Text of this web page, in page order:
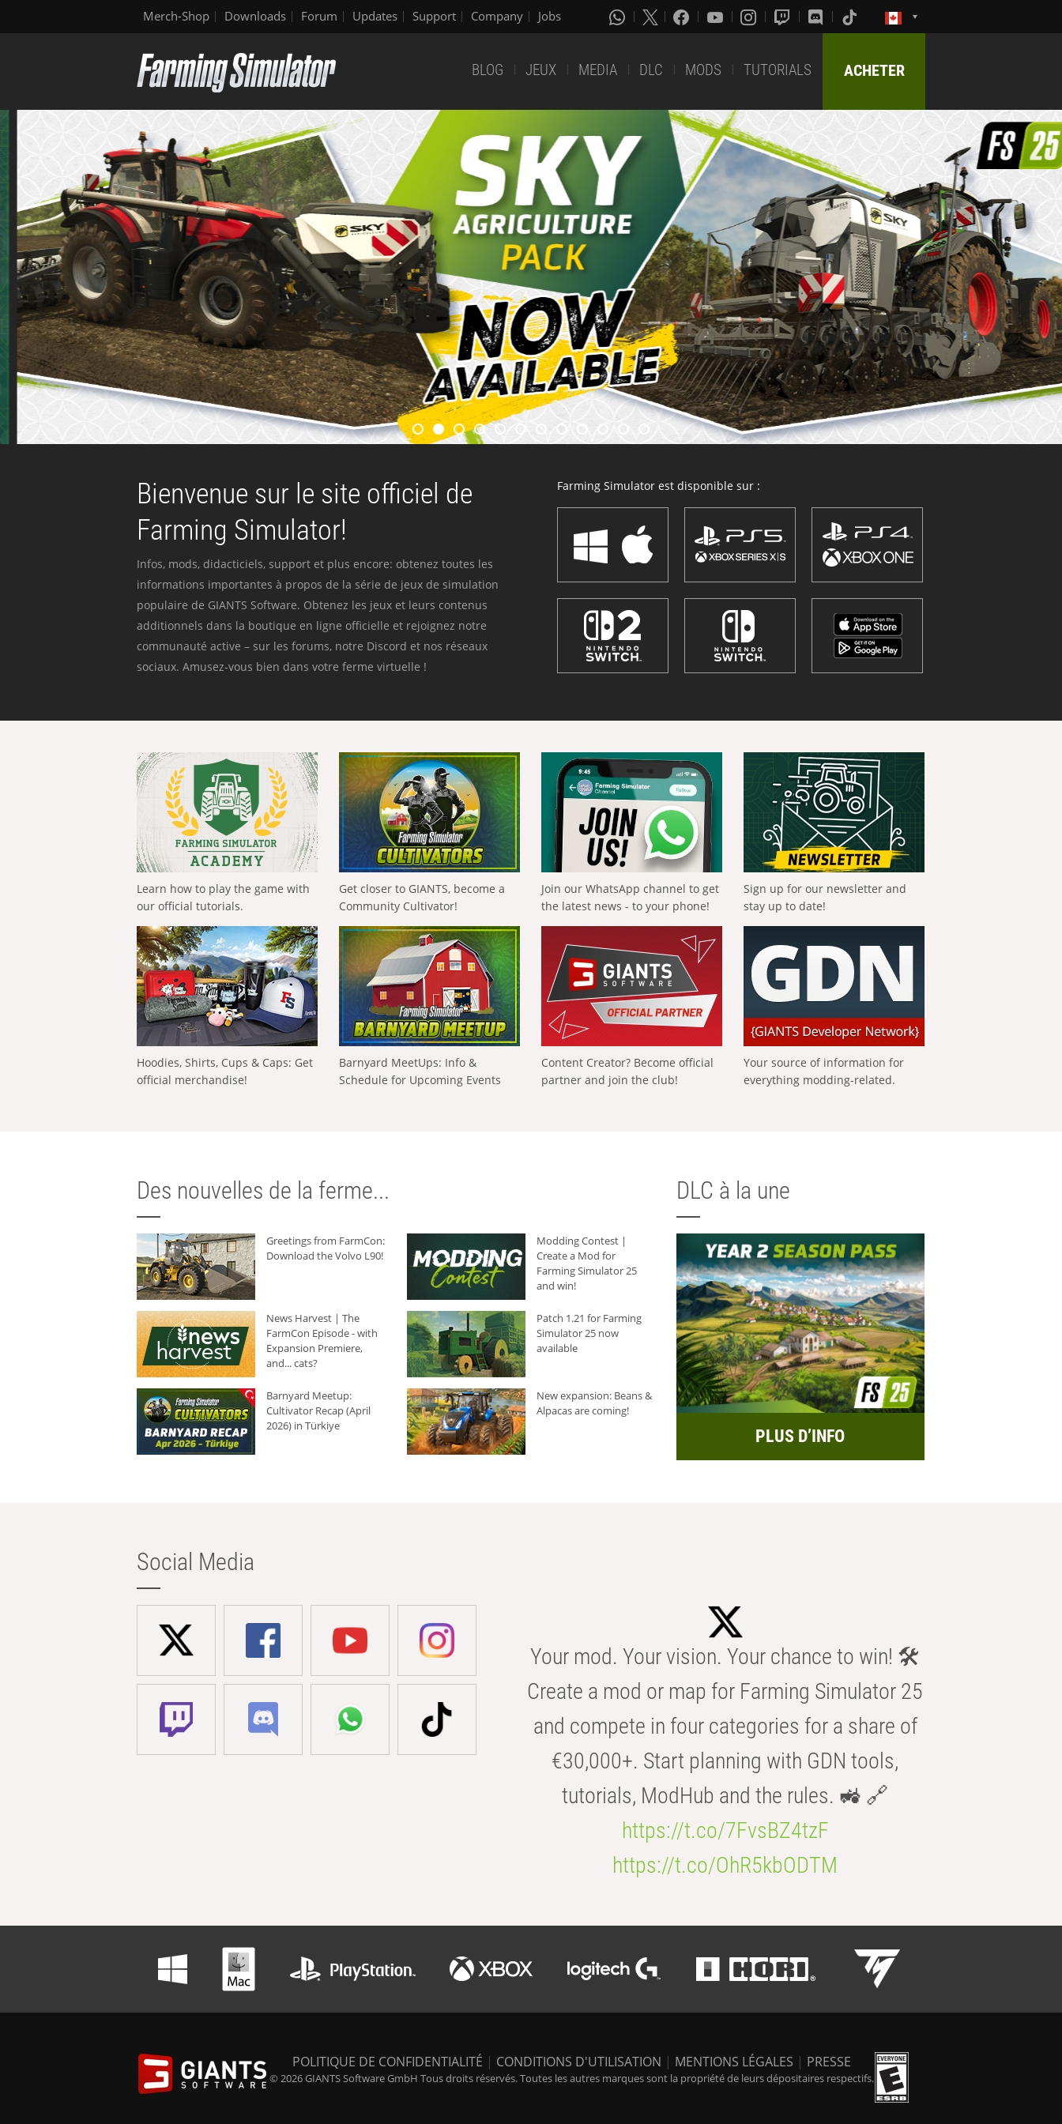
Merch-Shop Downloads Forum Updates Support Company Jobs
BLOG JEUX MEDIA DLC MODS TUTORIALS ACHETER
Bienvenue sur le site officiel de
Farming Simulator!
Infos, mods, didacticiels, support et plus encore: obtenez toutes les
informations importantes à propos de la série de jeux de simulation
populaire de GIANTS Software. Obtenez les jeux et leurs contenus
additionnels dans la boutique en ligne officielle et rejoignez notre
communauté active – sur les forums, notre Discord et nos réseaux
sociaux. Amusez-vous bien dans votre ferme virtuelle !
Farming Simulator est disponible sur :
Learn how to play the game with
our official tutorials.
Get closer to GIANTS, become a
Community Cultivator!
Join our WhatsApp channel to get
the latest news - to your phone!
Sign up for our newsletter and
stay up to date!
Hoodies, Shirts, Cups & Caps: Get
official merchandise!
Barnyard MeetUps: Info &
Schedule for Upcoming Events
Content Creator? Become official
partner and join the club!
Your source of information for
everything modding-related.
Des nouvelles de la ferme...
Greetings from FarmCon:
Download the Volvo L90!
Modding Contest |
Create a Mod for
Farming Simulator 25
and win!
News Harvest | The
FarmCon Episode - with
Expansion Premiere,
and... cats?
Patch 1.21 for Farming
Simulator 25 now
available
Barnyard Meetup:
Cultivator Recap (April
2026) in Türkiye
New expansion: Beans &
Alpacas are coming!
DLC à la une
PLUS D’INFO
Social Media
Your mod. Your vision. Your chance to win! 🛠️
Create a mod or map for Farming Simulator 25
and compete in four categories for a share of
€30,000+. Start planning with GDN tools,
tutorials, ModHub and the rules. 🚜 🔗
https://t.co/7FvsBZ4tzF
https://t.co/OhR5kbODTM
POLITIQUE DE CONFIDENTIALITÉ | CONDITIONS D'UTILISATION | MENTIONS LÉGALES | PRESSE
© 2026 GIANTS Software GmbH Tous droits réservés. Toutes les autres marques sont la propriété de leurs dépositaires respectifs.